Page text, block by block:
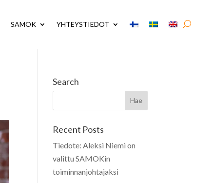
SAMOK YHTEYSTIEDOT
Search
Recent Posts
Tiedote: Aleksi Niemi on
valittu SAMOKin
toiminnanjohtajaksi